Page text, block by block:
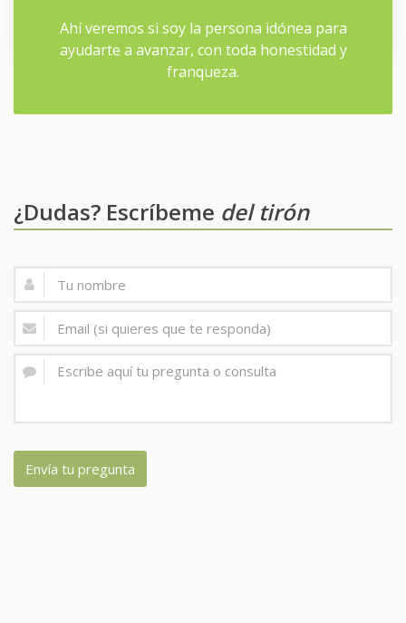
Ahí veremos si soy la persona idónea para
ayudarte a avanzar, con toda honestidad y
franqueza.
vez.
Escríbeme para ver disponibilidad
¿Dudas? Escríbeme del tirón
Envía tu pregunta